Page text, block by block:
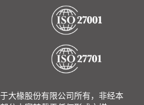
大椽股份有限公司所有，非经本